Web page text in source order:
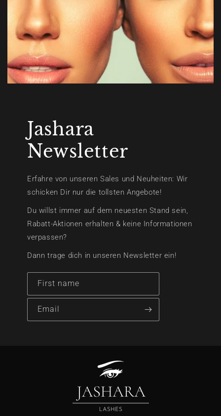
Jashara
Newsletter
Erfahre von unseren Sales und Neuheiten: Wir
schicken Dir nur die tollsten Angebote!
Du willst immer auf dem neuesten Stand sein,
Rabatt-Aktionen erhalten & keine Informationen
verpassen?
Dann trage dich in unseren Newsletter ein!
First name
Email